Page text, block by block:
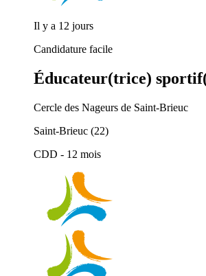
Il y a 12 jours
Candidature facile
Éducateur(trice)
Cercle des Nageurs de Saint-Brieuc
Saint-Brieuc (22)
CDD - 12 mois